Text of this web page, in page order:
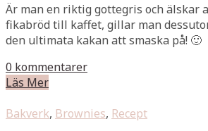
Är man en riktig gottegris och älskar
fikabröd till kaffet, gillar man
den ultimata kakan att smaska på! 🙂
0 kommentarer
Läs Mer
Bakverk, Brownies, Recept